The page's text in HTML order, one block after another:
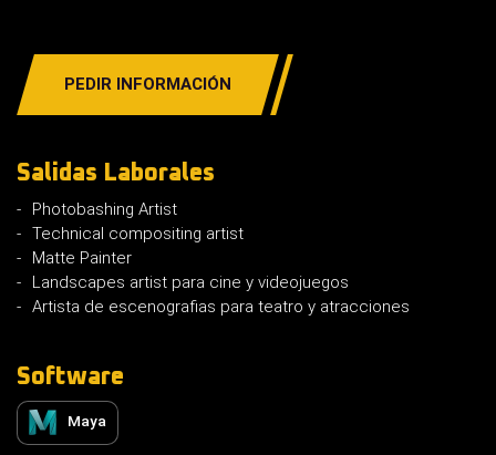
PEDIR INFORMACIÓN
Salidas Laborales
Photobashing Artist
Technical compositing artist
Matte Painter
Landscapes artist para cine y videojuegos
Artista de escenografias para teatro y atracciones
Software
Maya